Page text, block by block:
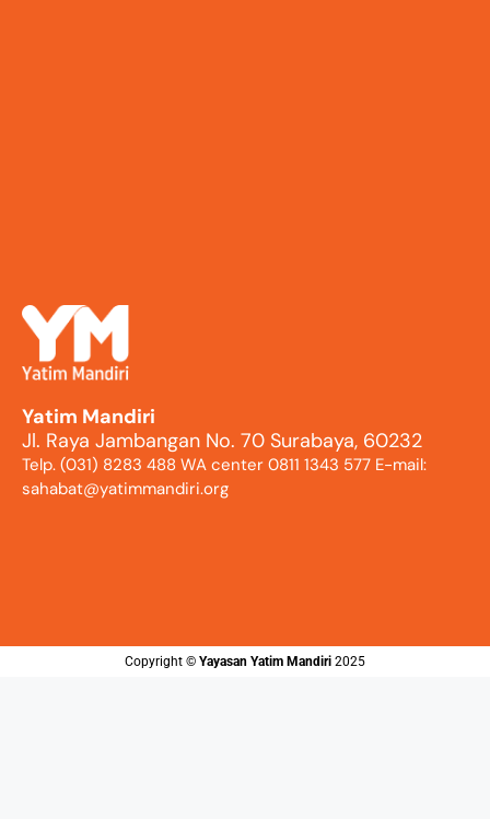
Yatim Mandiri
Jl. Raya Jambangan No. 70 Surabaya, 60232
Telp. (031) 8283 488 WA center 0811 1343 577 E-mail:
sahabat@yatimmandiri.org
Copyright ©️ Yayasan Yatim Mandiri 2025